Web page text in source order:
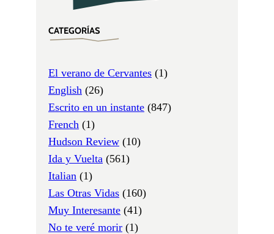
CATEGORÍAS
El verano de Cervantes (1)
English (26)
Escrito en un instante (847)
French (1)
Hudson Review (10)
Ida y Vuelta (561)
Italian (1)
Las Otras Vidas (160)
Muy Interesante (41)
No te veré morir (1)